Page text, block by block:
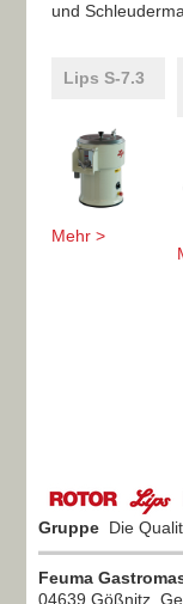
und
Lips S-7.3
Mehr >
Gruppe Die
Feuma
04639 Gößnitz,